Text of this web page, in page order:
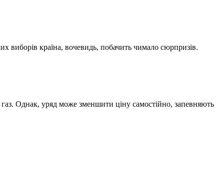
виборів країна, вочевидь, побачить чимало сюрпризів.
Однак, уряд може зменшити ціну самостійно, запевняють